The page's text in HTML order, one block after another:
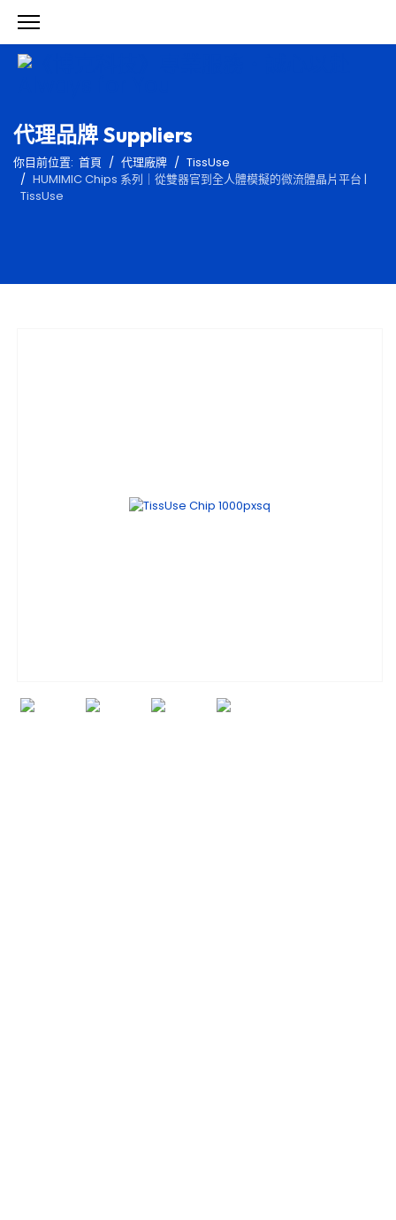
代理品牌 Suppliers
你目前位置: 首頁 代理廠牌
TissUse
HUMIMIC Chips 系列｜從雙器官到全人體模擬的微流體晶片平台 |
TissUse